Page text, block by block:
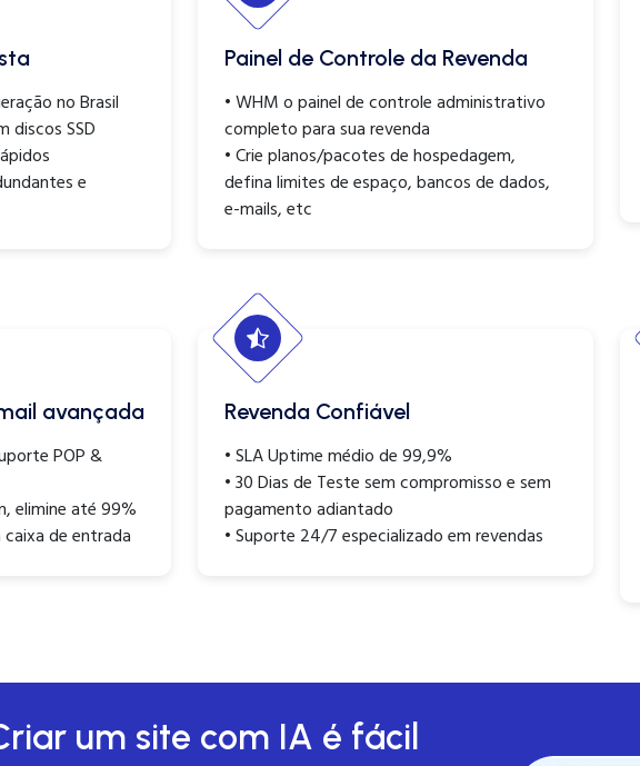
no Brasil
discos SSD
e
Painel de Controle da Revenda
• WHM o painel de controle administrativo
completo para sua revenda
• Crie planos/pacotes de hospedagem,
defina limites de espaço, bancos de dados,
e-mails, etc
avançada
POP &
elimine até 99%
de entrada
Revenda Confiável
• SLA Uptime médio de 99,9%
• 30 Dias de Teste sem compromisso e sem
pagamento adiantado
• Suporte 24/7 especializado em revendas
um site com IA é fácil